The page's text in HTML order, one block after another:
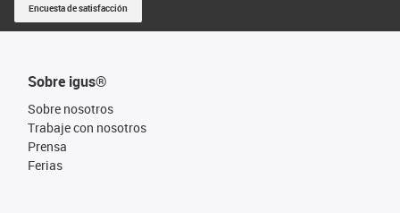
Encuesta de satisfacción
Sobre igus®
Sobre nosotros
Trabaje con nosotros
Prensa
Ferias